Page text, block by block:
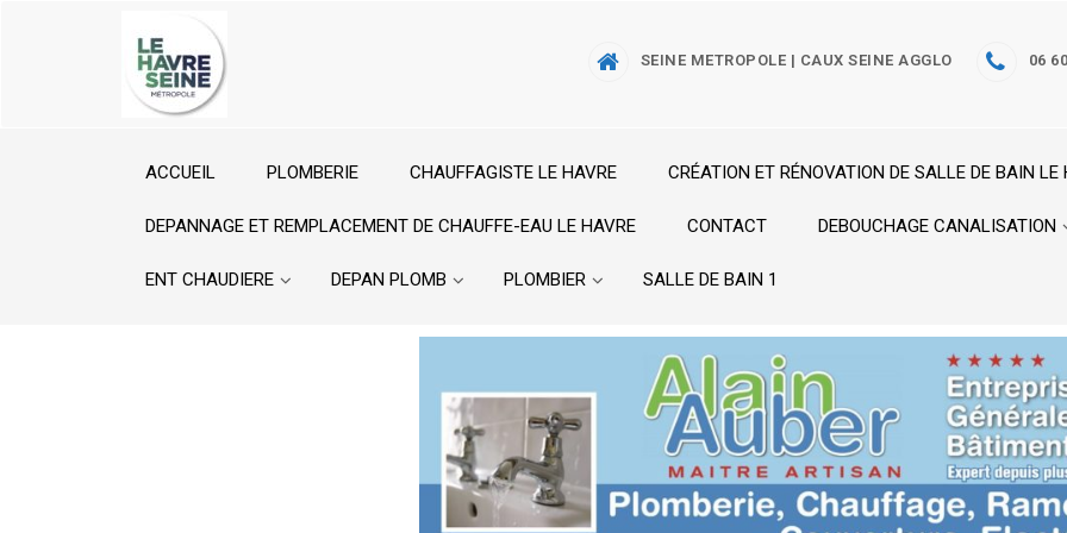
SEINE METROPOLE | CAUX SEINE AGGLO 06
ACCUEIL PLOMBERIE CHAUFFAGISTE LE HAVRE CRÉATION ET RÉNOVATION DE SALLE DE BAIN LE
DEPANNAGE ET REMPLACEMENT DE CHAUFFE-EAU LE HAVRE CONTACT DEBOUCHAGE CANALISATION
ENT CHAUDIERE DEPAN PLOMB PLOMBIER SALLE DE BAIN 1